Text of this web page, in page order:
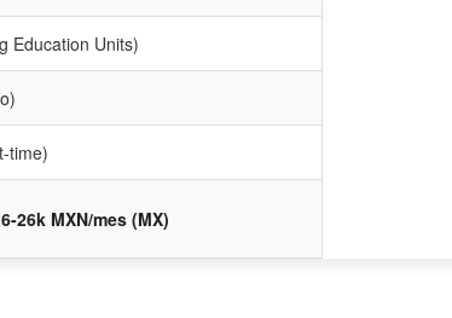
Education Units)
time)
26k MXN/mes (MX)